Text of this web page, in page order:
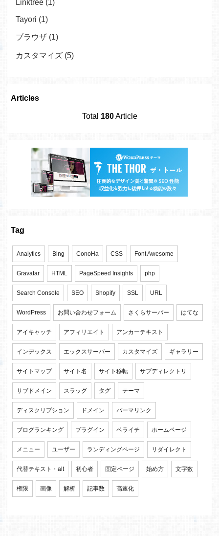
Linktree (1)
Tayori (1)
ブラウザ (1)
カスタマイズ (5)
Articles
Total 180Article
Tag
Analytics Bing ConoHa CSS Font Awesome
Gravatar HTML PageSpeed Insights php
Search Console SEO Shopify SSL URL
WordPress お問い合わせフォーム さくらサーバー はてな
アイキャッチ アフィリエイト アンカーテキスト
インデックス エックスサーバー カスタマイズ ギャラリー
サイトマップ サイト名 サイト移転 サブディレクトリ
サブドメイン スラッグ タグ テーマ
ディスクリプション ドメイン パーマリンク
ブログランキング プラグイン ペライチ ホームページ
メニュー ユーザー ランディングページ リダイレクト
代替テキスト・alt 初心者 固定ページ 始め方 文字数
権限 画像 解析 記事数 高速化